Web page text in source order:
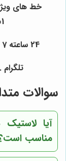
24 ساعته 7 روز هفته پاسخ گو هستیم : 09106687003
تلگرام .
سوالات
آیا
مناسب